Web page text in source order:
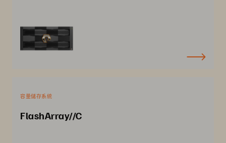
容量儲存系統
FlashArray//C